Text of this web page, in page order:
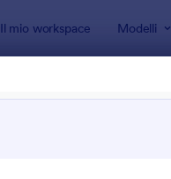
Il mio workspace Modelli
Moduli di